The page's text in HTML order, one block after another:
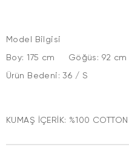
Model Bilgisi
Boy: 175 cm Göğüs: 92
Ürün
KUMAŞ İÇERİK: %100 COTTON